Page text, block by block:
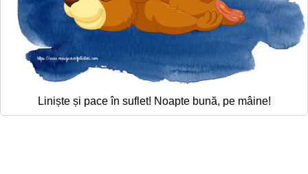
Liniște și pace în suflet! Noapte bună, pe mâine!